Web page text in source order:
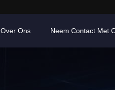
Over Ons Neem Contact Met